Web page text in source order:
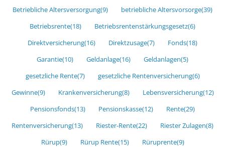
Betriebliche Altersversorgung(9) betriebliche Altersvorsorge(39)
Betriebsrente(18) Betriebsrentenstärkungsgesetz(6)
Direktversicherung(16) Direktzusage(7) Fonds(18)
Garantie(10) Geldanlage(16) Geldanlagen(5)
gesetzliche Rente(7) gesetzliche Rentenversicherung(6)
Gewinne(9) Krankenversicherung(8) Lebensversicherung(12)
Pensionsfonds(13) Pensionskasse(12) Rente(29)
Rentenversicherung(13) Riester-Rente(22) Riester Zulagen(8)
Rürup(9) Rürup Rente(15) Rüruprente(9)